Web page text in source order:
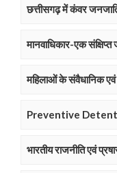
छत्तीसगढ़ में कंवर
मानवाधिकार-एक संक्षिप्त
महिलाओं के संवैधानिक
Preventive
भारतीय राजनीति एवं